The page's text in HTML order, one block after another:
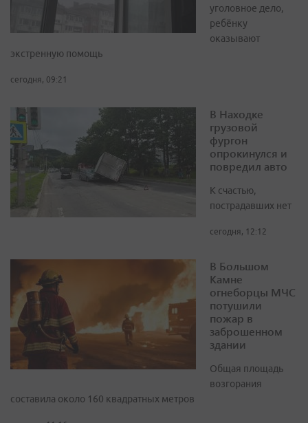
уголовное дело,
ребёнку
оказывают
экстренную помощь
сегодня, 09:21
В Находке
грузовой
фургон
опрокинулся и
повредил авто
К счастью,
пострадавших нет
сегодня, 12:12
В Большом
Камне
огнеборцы МЧС
потушили
пожар в
заброшенном
здании
Общая площадь
возгорания
составила около 160 квадратных метров